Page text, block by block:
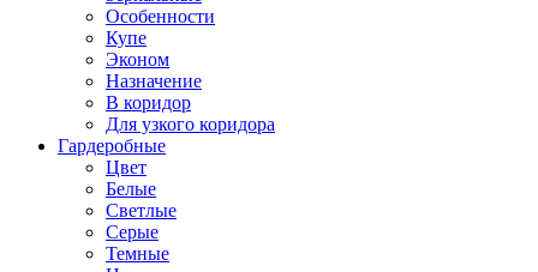
Особенности
Купе
Эконом
Назначение
В коридор
Для узкого коридора
Гардеробные
Цвет
Белые
Светлые
Серые
Темные